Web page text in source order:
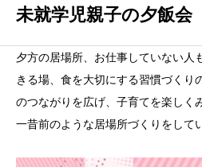
未就学児親子の夕飯会
夕方の居場所、お仕事していない人
きる場、食を大切にする習慣づくり
のつながりを広げ、子育てを楽しく
一昔前のような居場所づくりをして